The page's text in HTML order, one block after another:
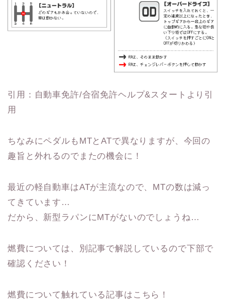
引用：自動車免許/合宿免許ヘルプ&スタートより引
用
ちなみにペダルもMTとATで異なりますが、今回の
趣旨と外れるのでまたの機会に！
最近の軽自動車はATが主流なので、MTの数は減っ
てきています…
だから、新型ラパンにMTがないのでしょうね…
燃費については、別記事で解説しているので下部で
確認ください！
燃費について触れている記事はこちら！